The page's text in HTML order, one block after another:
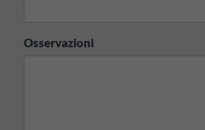
Osservazioni